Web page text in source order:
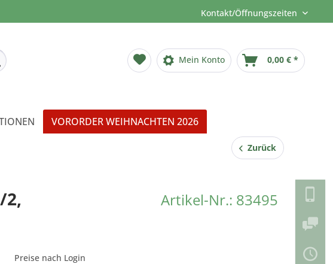
Kontakt/Öffnungszeiten
Mein Konto 0,00 € *
VORORDER WEIHNACHTEN 2026
Zurück
Artikel-Nr.: 83495
2,
Preise nach Login